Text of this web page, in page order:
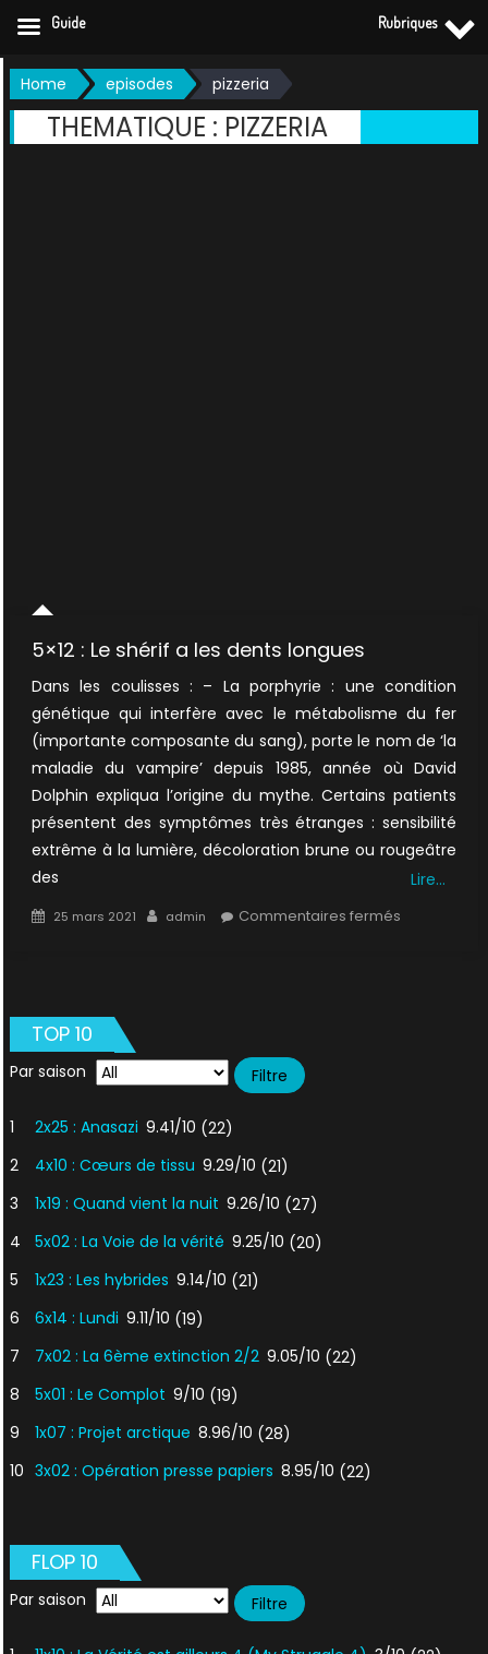
Skip
to
content
Home episodes pizzeria
THEMATIQUE : PIZZERIA
5×12 : Le shérif a les dents longues
Dans les coulisses : – La porphyrie : une condition
génétique qui interfère avec le métabolisme du fer
(importante composante du sang), porte le nom de ‘la
maladie du vampire’ depuis 1985, année où David
Dolphin expliqua l’origine du mythe. Certains patients
présentent des symptômes très étranges : sensibilité
extrême à la lumière, décoloration brune ou rougeâtre
des
Lire…
Posted
25 mars 2021 Author
admin Commentaires ferméssur
TOP 10
Par saison
1 2x25 : Anasazi 9.41/10 (22)
2
4x10 : Cœurs de tissu 9.29/10 (21)
3
1x19 : Quand vient la nuit 9.26/10 (27)
4
5x02 : La Voie de la vérité 9.25/10 (20)
5
1x23 : Les hybrides 9.14/10 (21)
6
6x14 : Lundi 9.11/10 (19)
7
7x02 : La 6ème extinction 2/2 9.05/10 (22)
8
5x01 : Le Complot 9/10 (19)
9
1x07 : Projet arctique 8.96/10 (28)
10 3x02 : Opération presse papiers 8.95/10 (22)
FLOP 10
Par saison
Guide Rubriques